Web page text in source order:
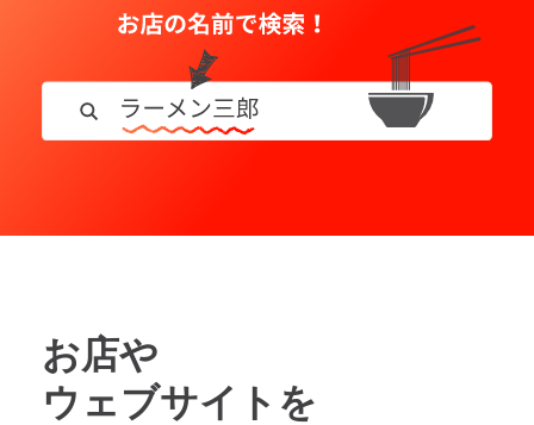
お店や
ウェブサイトを